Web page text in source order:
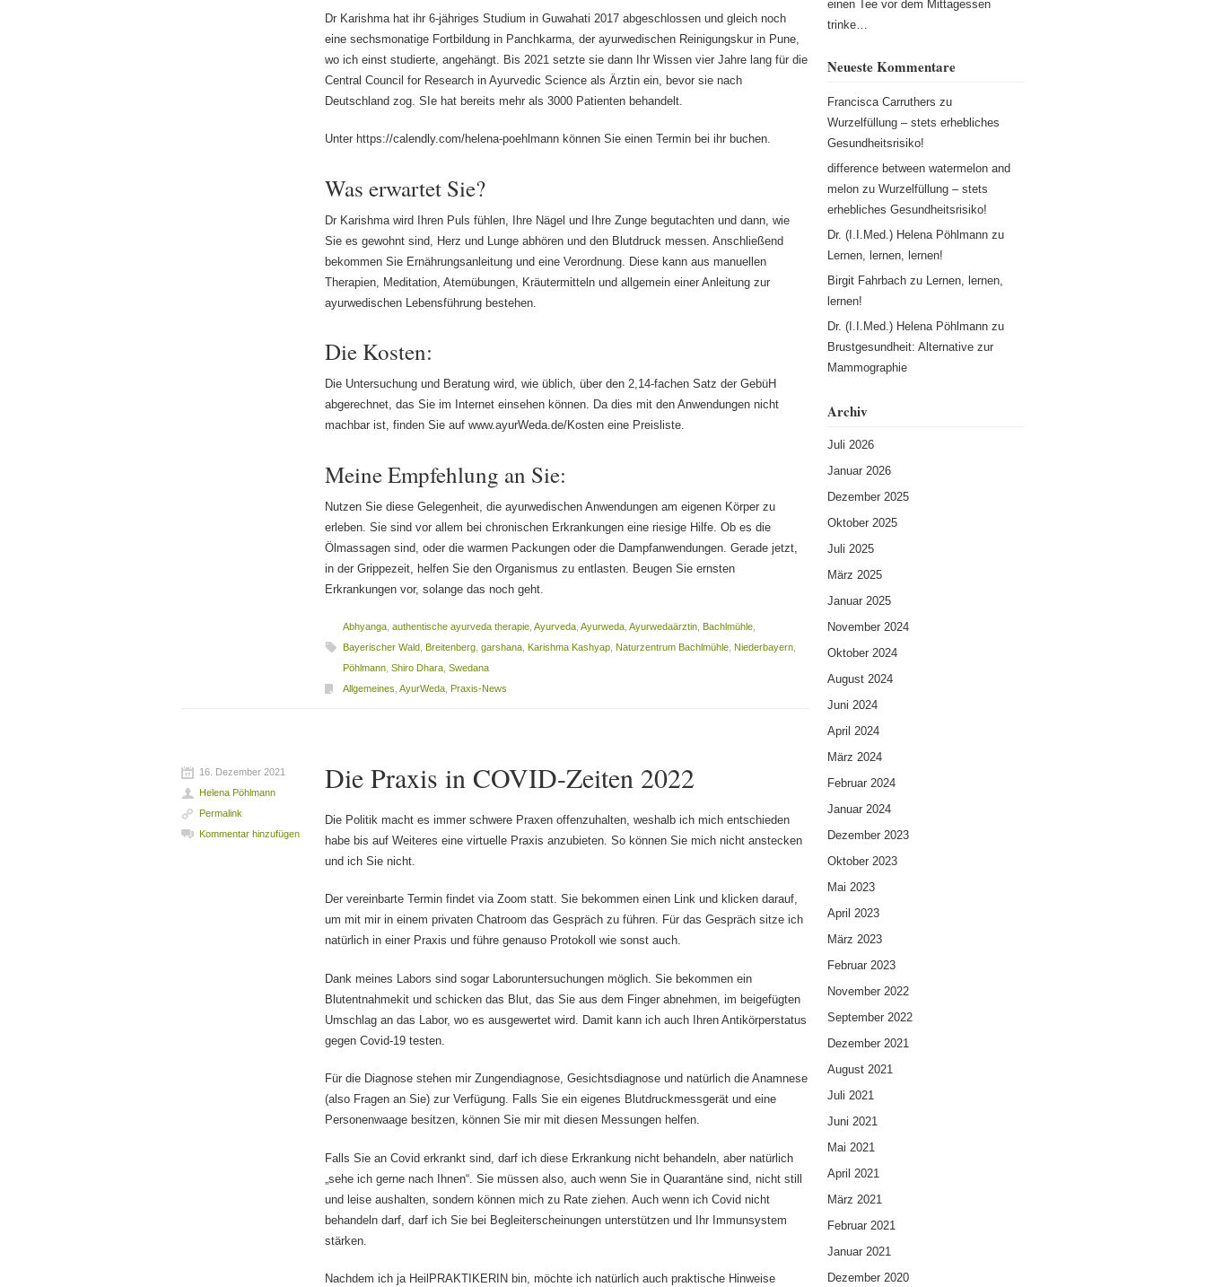
Dr Karishma hat ihr 6-jähriges Studium in Guwahati 2017 abgeschlossen und gleich noch
eine sechsmonatige Fortbildung in Panchkarma, der ayurwedischen Reinigungskur in Pune,
wo ich einst studierte, angehängt. Bis 2021 setzte sie dann Ihr Wissen vier Jahre lang für die
Central Council for Research in Ayurvedic Science als Ärztin ein, bevor sie nach
Deutschland zog. SIe hat bereits mehr als 3000 Patienten behandelt.
Unter https://calendly.com/helena-poehlmann können Sie einen Termin bei ihr buchen.
Was erwartet Sie?
Dr Karishma wird Ihren Puls fühlen, Ihre Nägel und Ihre Zunge begutachten und dann, wie
Sie es gewohnt sind, Herz und Lunge abhören und den Blutdruck messen. Anschließend
bekommen Sie Ernährungsanleitung und eine Verordnung. Diese kann aus manuellen
Therapien, Meditation, Atemübungen, Kräutermitteln und allgemein einer Anleitung zur
ayurwedischen Lebensführung bestehen.
Die Kosten:
Die Untersuchung und Beratung wird, wie üblich, über den 2,14-fachen Satz der GebüH
abgerechnet, das Sie im Internet einsehen können. Da dies mit den Anwendungen nicht
machbar ist, finden Sie auf www.ayurWeda.de/Kosten eine Preisliste.
Meine Empfehlung an Sie:
Nutzen Sie diese Gelegenheit, die ayurwedischen Anwendungen am eigenen Körper zu
erleben. Sie sind vor allem bei chronischen Erkrankungen eine riesige Hilfe. Ob es die
Ölmassagen sind, oder die warmen Packungen oder die Dampfanwendungen. Gerade jetzt,
in der Grippezeit, helfen Sie den Organismus zu entlasten. Beugen Sie ernsten
Erkrankungen vor, solange das noch geht.
Abhyanga,authentische ayurveda therapie,Ayurveda,Ayurweda,Ayurwedaärztin, Bachlmühle,
Bayerischer Wald, Breitenberg,garshana, Karishma Kashyap, Naturzentrum Bachlmühle, Niederbayern,
Pöhlmann,Shiro Dhara,Swedana
Allgemeines,AyurWeda, Praxis-News
Die Praxis in COVID-Zeiten 2022
Die Politik macht es immer schwere Praxen offenzuhalten, weshalb ich mich entschieden
habe bis auf Weiteres eine virtuelle Praxis anzubieten. So können Sie mich nicht anstecken
und ich Sie nicht.
Der vereinbarte Termin findet via Zoom statt. Sie bekommen einen Link und klicken darauf,
um mit mir in einem privaten Chatroom das Gespräch zu führen. Für das Gespräch sitze ich
natürlich in einer Praxis und führe genauso Protokoll wie sonst auch.
Dank meines Labors sind sogar Laboruntersuchungen möglich. Sie bekommen ein
Blutentnahmekit und schicken das Blut, das Sie aus dem Finger abnehmen, im beigefügten
Umschlag an das Labor, wo es ausgewertet wird. Damit kann ich auch Ihren Antikörperstatus
gegen Covid-19 testen.
Für die Diagnose stehen mir Zungendiagnose, Gesichtsdiagnose und natürlich die Anamnese
(also Fragen an Sie) zur Verfügung. Falls Sie ein eigenes Blutdruckmessgerät und eine
Personenwaage besitzen, können Sie mir mit diesen Messungen helfen.
Falls Sie an Covid erkrankt sind, darf ich diese Erkrankung nicht behandeln, aber natürlich
„sehe ich gerne nach Ihnen“. Sie müssen also, auch wenn Sie in Quarantäne sind, nicht still
und leise aushalten, sondern können mich zu Rate ziehen. Auch wenn ich Covid nicht
behandeln darf, darf ich Sie bei Begleiterscheinungen unterstützen und Ihr Immunsystem
stärken.
Nachdem ich ja HeilPRAKTIKERIN bin, möchte ich natürlich auch praktische Hinweise
16. Dezember 2021
Helena Pöhlmann
Permalink
Kommentar hinzufügen
einen Tee vor dem Mittagessen
trinke…
Neueste Kommentare
Francisca Carruthers zu
Wurzelfüllung – stets erhebliches
Gesundheitsrisiko!
difference between watermelon and
melonzu Wurzelfüllung – stets
erhebliches Gesundheitsrisiko!
Dr. (I.I.Med.) Helena Pöhlmannzu
Lernen, lernen, lernen!
Birgit Fahrbachzu
Lernen, lernen,
lernen!
Dr. (I.I.Med.) Helena Pöhlmannzu
Brustgesundheit: Alternative zur
Mammographie
Archiv
Juli 2026
Januar 2026
Dezember 2025
Oktober 2025
Juli 2025
März 2025
Januar 2025
November 2024
Oktober 2024
August 2024
Juni 2024
April 2024
März 2024
Februar 2024
Januar 2024
Dezember 2023
Oktober 2023
Mai 2023
April 2023
März 2023
Februar 2023
November 2022
September 2022
Dezember 2021
August 2021
Juli 2021
Juni 2021
Mai 2021
April 2021
März 2021
Februar 2021
Januar 2021
Dezember 2020